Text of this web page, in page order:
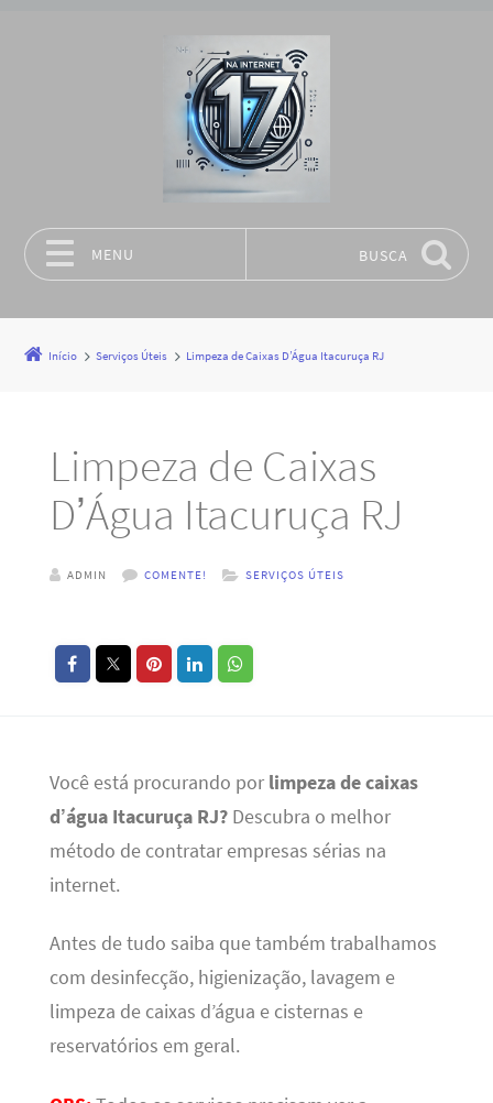
MENU BUSCA
Início Serviços Úteis Limpeza de Caixas D’Água Itacuruça RJ
Limpeza de Caixas
D’Água Itacuruça RJ
ADMIN COMENTE! SERVIÇOS ÚTEIS
Você está procurando por limpeza de caixas
d’água Itacuruça RJ? Descubra o melhor
método de contratar empresas sérias na
internet.
Antes de tudo saiba que também trabalhamos
com desinfecção, higienização, lavagem e
limpeza de caixas d’água e cisternas e
reservatórios em geral.